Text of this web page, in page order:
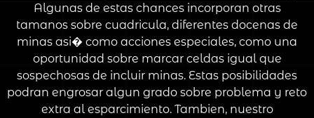
Algunas de estas chances incorporan otras
tamanos sobre cuadricula, diferentes docenas de
minas asi� como acciones especiales, como una
oportunidad sobre marcar celdas igual que
sospechosas de incluir minas. Estas posibilidades
podran engrosar algun grado sobre problema y reto
extra al esparcimiento. Tambien, nuestro